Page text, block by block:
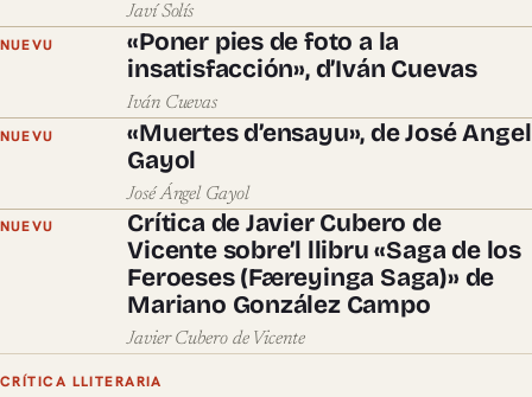
Javí Solís
NUEVU
«Poner pies de foto a la
insatisfacción», d’Iván Cuevas
Iván Cuevas
NUEVU
«Muertes d’ensayu», de José Angel
Gayol
José Ángel Gayol
NUEVU
Crítica de Javier Cubero de
Vicente sobre’l llibru «Saga de los
Feroeses (Færeyinga Saga)» de
Mariano González Campo
Javier Cubero de Vicente
CRÍTICA LLITERARIA